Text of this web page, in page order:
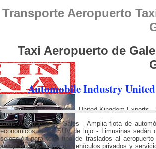
Transporte Aeropuerto
Taxi Aeropuerto de
Automobile Industry
Taxis Aeropuerto de Gales - Amplia flota de
económicos hasta SUV de lujo - Limusinas sedán
selección para todo tipo de traslados al
aeropuerto | Servicio de vehículos privados y